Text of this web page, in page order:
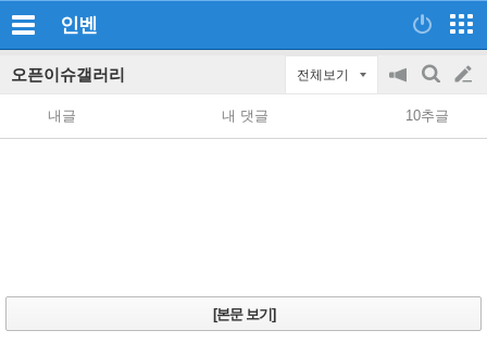
인벤
오픈이슈갤러리 전체보기
공
지
on/off
검
색
글
쓰
내글 내 댓글 10추글
[본문 보기]